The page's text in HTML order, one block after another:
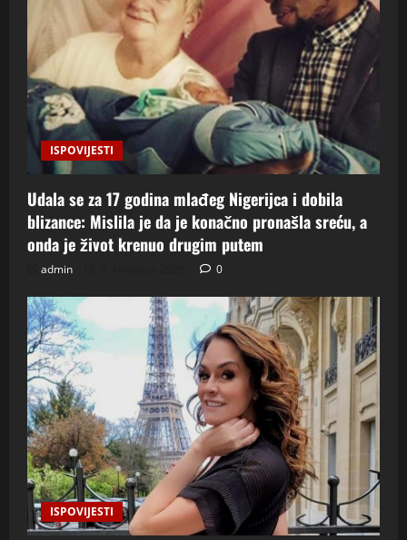
ISPOVIJESTI
Udala se za 17 godina mlađeg Nigerijca i dobila
blizance: Mislila je da je konačno pronašla sreću, a
onda je život krenuo drugim putem
admin 0
ISPOVIJESTI